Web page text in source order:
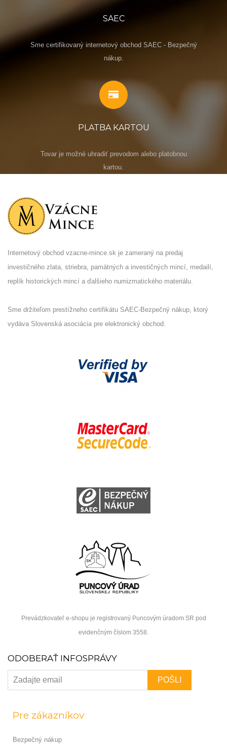
SAEC
Sme certifikovaný internetový obchod SAEC - Bezpečný
nákup.
PLATBA KARTOU
Tovar je možné uhradiť prevodom alebo platobnou
kartou.
Internetový obchod vzacne-mince.sk je zameraný na predaj
investičného zlata, striebra, pamätných a investičných mincí, medailí,
replík historických mincí a ďalšieho numizmatického materiálu.
Sme držiteľom prestížneho certifikátu SAEC-Bezpečný nákup, ktorý
vydáva Slovenská asociácia pre elektronický obchod.
Prevádzkovateľ e-shopu je registrovaný Puncovým úradom SR pod
evidenčným číslom 3558.
ODOBERAŤ INFOSPRÁVY
Pre zákazníkov
Bezpečný nákup